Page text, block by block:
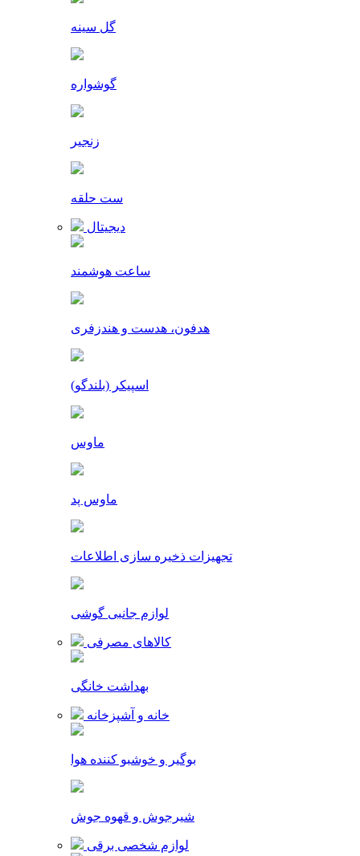
گل سینه
گوشواره
زنجیر
ست حلقه
دیجیتال
ساعت هوشمند
هدفون، هدست و هندزفری
اسپیکر (بلندگو)
ماوس
ماوس پد
تجهیزات ذخیره سازی اطلاعات
لوازم جانبی گوشی
کالاهای مصرفی
بهداشت خانگی
خانه و آشپزخانه
بوگیر و خوشبو کننده هوا
شیرجوش و قهوه جوش
لوازم شخصی برقی